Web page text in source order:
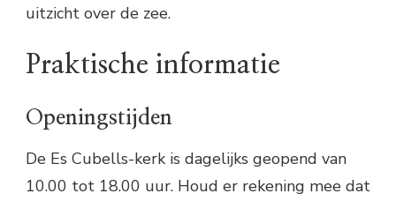
uitzicht over de zee.
Praktische informatie
Openingstijden
De Es Cubells-kerk is dagelijks geopend van
10.00 tot 18.00 uur. Houd er rekening mee dat